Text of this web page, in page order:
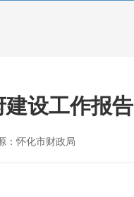
建设工作报告
：怀化市财政局